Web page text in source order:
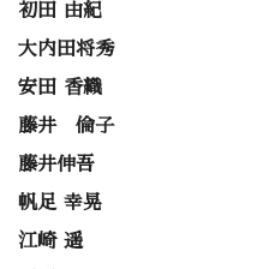
初田 由紀
大内田将秀
安田 香織
藤井 倫子
藤井伸吾
帆足 幸晃
江崎 遥